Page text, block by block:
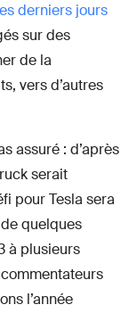
derniers jours
sur des
de la
vers d’autres
assuré : d’après
serait
pour Tesla sera
quelques
à plusieurs
l’année